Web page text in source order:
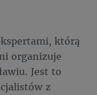
którą
organizuje
Jest to
z